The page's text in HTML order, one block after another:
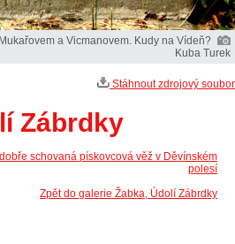
a Vicmanovem. Kudy na Vídeň?
Kuba Turek
Stáhnout zdrojový soubor
Zábrdky
schovaná pískovcová věž v Děvínském
polesí
Zpět do galerie Žabka, Údolí Zábrdky